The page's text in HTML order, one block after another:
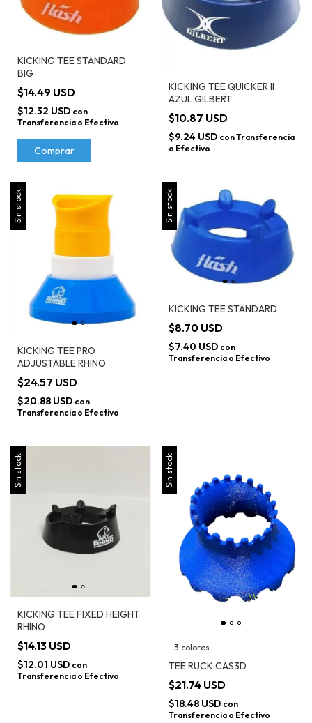
KICKING TEE STANDARD
BIG
$14.49 USD
$12.32 USD con
Transferencia o Efectivo
Comprar
KICKING TEE QUICKER II
AZUL GILBERT
$10.87 USD
$9.24 USD conTransferencia
o Efectivo
Sin stock
KICKING TEE PRO
ADJUSTABLE RHINO
$24.57 USD
$20.88 USD con
Transferencia o Efectivo
Sin stock
KICKING TEE STANDARD
$8.70 USD
$7.40 USD con
Transferencia o Efectivo
Sin stock
KICKING TEE FIXED HEIGHT
RHINO
$14.13 USD
$12.01 USD con
Transferencia o Efectivo
Sin stock
3 colores
TEE RUCK CAS3D
$21.74 USD
$18.48 USD con
Transferencia o Efectivo